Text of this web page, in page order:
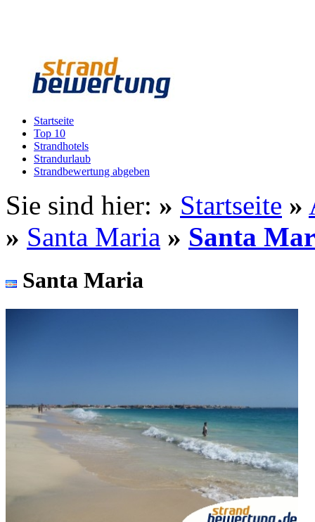
Startseite
Top 10
Strandhotels
Strandurlaub
Strandbewertung abgeben
Sie sind hier: » Startseite »
» Santa Maria » Santa
Santa Maria